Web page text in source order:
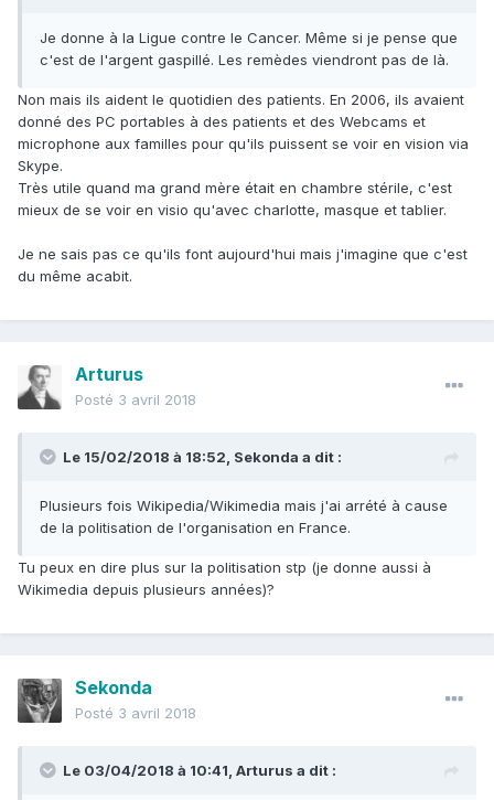
Je donne à la Ligue contre le Cancer. Même si je pense que
c'est de l'argent gaspillé. Les remèdes viendront pas de là.
Non mais ils aident le quotidien des patients. En 2006, ils avaient
donné des PC portables à des patients et des Webcams et
microphone aux familles pour qu'ils puissent se voir en vision via
Skype.
Très utile quand ma grand mère était en chambre stérile, c'est
mieux de se voir en visio qu'avec charlotte, masque et tablier.
Je ne sais pas ce qu'ils font aujourd'hui mais j'imagine que c'est
du même acabit.
Arturus
Posté 3 avril 2018
Le 15/02/2018 à 18:52, Sekonda a dit :
Plusieurs fois Wikipedia/Wikimedia mais j'ai arrété à cause
de la politisation de l'organisation en France.
Tu peux en dire plus sur la politisation stp (je donne aussi à
Wikimedia depuis plusieurs années)?
Sekonda
Posté 3 avril 2018
Le 03/04/2018 à 10:41, Arturus a dit :